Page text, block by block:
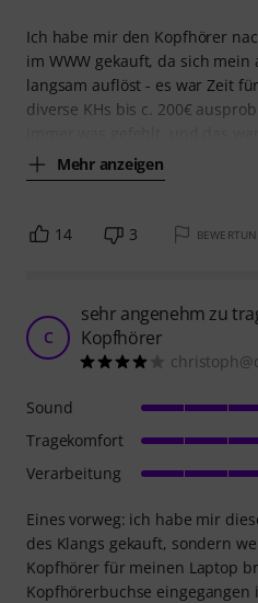
Ich habe mir den Kopfhörer
im WWW gekauft, da sich mein
langsam auflöst - es war Zeit
diverse KHs bis c. 200€
Mehr anzeigen
14 3
C
sehr angenehm zu
Kopfhörer
Eines vorweg: ich habe mir
des Klangs gekauft, sondern
Kopfhörer für meinen Laptop
Kopfhörerbuchse eingegangen
Sound
Tragekomfort
Verarbeitung